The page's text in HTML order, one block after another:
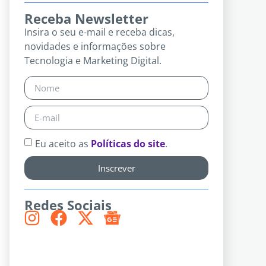
Receba Newsletter
Insira o seu e-mail e receba dicas,
novidades e informações sobre
Tecnologia e Marketing Digital.
Eu aceito as Políticas do site.
Inscrever
Redes Sociais